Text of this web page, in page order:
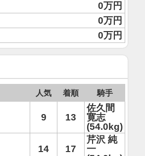
0万円
0万円
0万円
人気 着順 騎手
9 13
佐久間
寛志
(54.0kg)
14 17
芹沢 純
一